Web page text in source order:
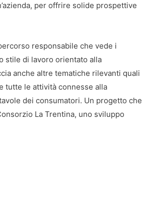
per offrire solide prospettive
responsabile che vede i
stile di lavoro orientato alla
anche altre tematiche rilevanti quali
tutte le attività connesse alla
dei consumatori. Un progetto che
La Trentina, uno sviluppo